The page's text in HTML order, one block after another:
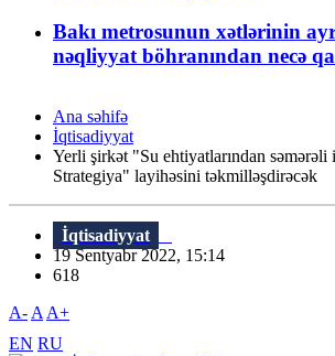
Bakı metrosunun xətlərinin
nəqliyyat böhranından necə
Ana səhifə
İqtisadiyyat
Yerli şirkət "Su ehtiyatlarından
Strategiya" layihəsini təkmilləşdirəcək
İqtisadiyyat
19 Sentyabr 2022, 15:14
618
A- A A+
EN RU